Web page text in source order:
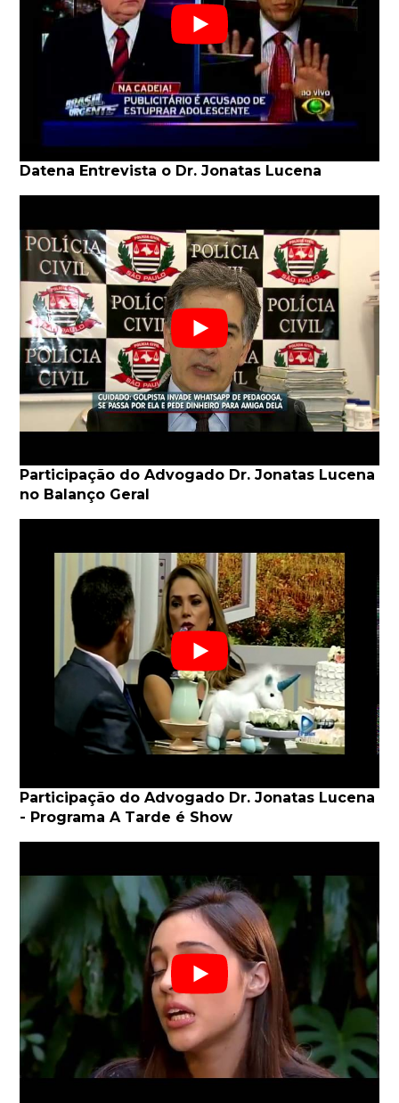
Datena Entrevista o Dr. Jonatas Lucena
Participação do Advogado Dr. Jonatas Lucena
no Balanço Geral
Participação do Advogado Dr. Jonatas Lucena
- Programa A Tarde é Show